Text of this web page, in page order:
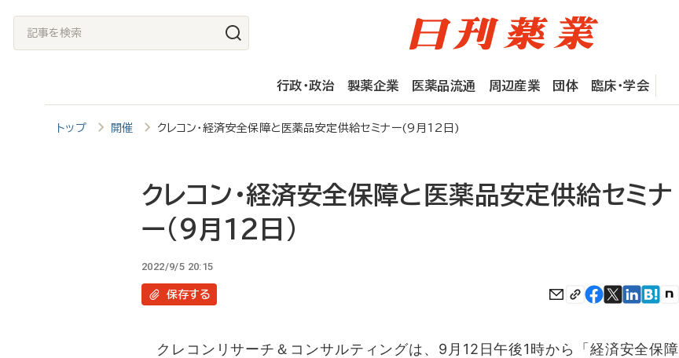
記
事
行政・政治 製薬企業 医薬品流通 周辺産業 団体 臨床・学会
トップ 開催 クレコン・経済安全保障と医薬品安定供給セミナー(9月12日)
クレコン・経済安全保障と医薬品安定供給セミナ
ー(9月12日)
2022/9/5 20:15
保存する
クレコンリサーチ＆コンサルティングは、9月12日午後1時から「経済安全保障